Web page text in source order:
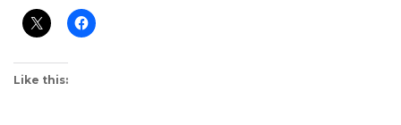
Like this: